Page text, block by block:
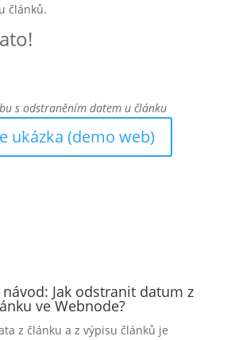
článků.
s odstraněním datem u článku
ukázka (demo web)
Jak odstranit datum z
ve Webnode?
z článku a z výpisu článků je